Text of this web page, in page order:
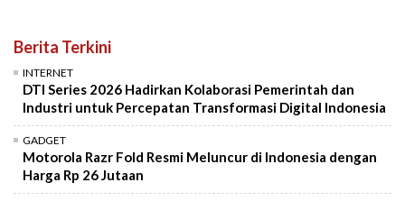
Berita Terkini
INTERNET
DTI Series 2026 Hadirkan Kolaborasi Pemerintah dan
Industri untuk Percepatan Transformasi Digital Indonesia
GADGET
Motorola Razr Fold Resmi Meluncur di Indonesia dengan
Harga Rp 26 Jutaan